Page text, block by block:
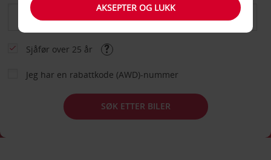
Sjåfør over 25 år
Jeg har en rabattkode (AWD)-nummer
SØK ETTER BILER
AKSEPTER OG LUKK